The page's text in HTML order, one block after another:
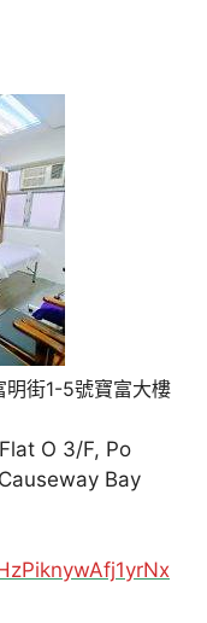
明街1-5號寶富大樓
O 3/F, Po
Bay